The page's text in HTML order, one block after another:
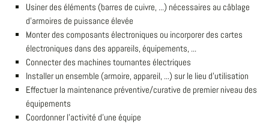
Usiner des éléments (barres de cuivre, ...) nécessaires au câblage
d'armoires de puissance élevée
Monter des composants électroniques ou incorporer des cartes
électroniques dans des appareils, équipements, ...
Connecter des machines tournantes électriques
Installer un ensemble (armoire, appareil, ...) sur le lieu d'utilisation
Effectuer la maintenance préventive/curative de premier niveau des
équipements
Coordonner l'activité d'une équipe